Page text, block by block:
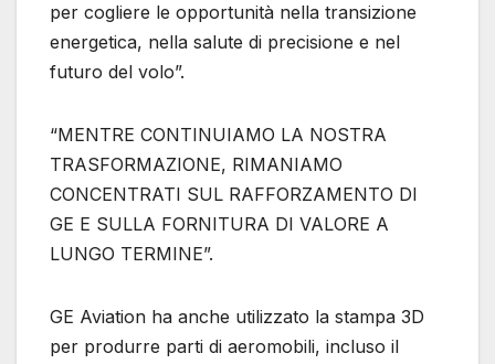
per cogliere le opportunità nella transizione
energetica, nella salute di precisione e nel
futuro del volo”.
“MENTRE CONTINUIAMO LA NOSTRA
TRASFORMAZIONE, RIMANIAMO
CONCENTRATI SUL RAFFORZAMENTO DI
GE E SULLA FORNITURA DI VALORE A
LUNGO TERMINE”.
GE Aviation ha anche utilizzato la stampa 3D
per produrre parti di aeromobili, incluso il